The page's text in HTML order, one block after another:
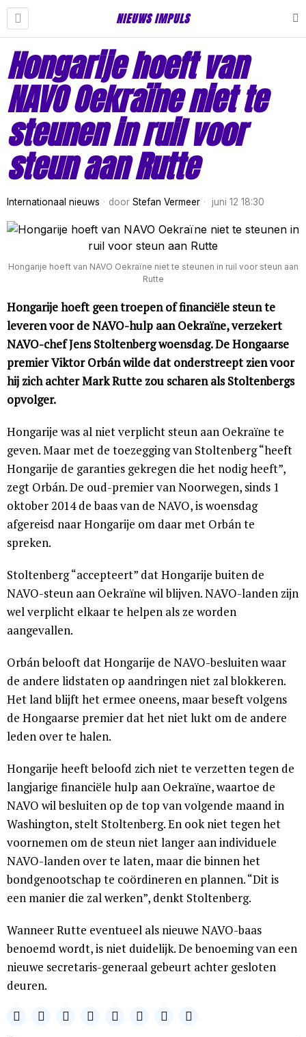
NIEUWS IMPULS
Hongarije hoeft van
NAVO Oekraïne niet te
steunen in ruil voor
steun aan Rutte
Internationaal nieuws door Stefan Vermeer juni 12 18:30
Hongarije hoeft van NAVO Oekraïne niet te steunen in ruil voor steun aan
Rutte
Hongarije hoeft geen troepen of financiële steun te
leveren voor de NAVO-hulp aan Oekraïne, verzekert
NAVO-chef Jens Stoltenberg woensdag. De Hongaarse
premier Viktor Orbán wilde dat onderstreept zien voor
hij zich achter Mark Rutte zou scharen als Stoltenbergs
opvolger.
Hongarije was al niet verplicht steun aan Oekraïne te
geven. Maar met de toezegging van Stoltenberg “heeft
Hongarije de garanties gekregen die het nodig heeft”,
zegt Orbán. De oud-premier van Noorwegen, sinds 1
oktober 2014 de baas van de NAVO, is woensdag
afgereisd naar Hongarije om daar met Orbán te
spreken.
Stoltenberg “accepteert” dat Hongarije buiten de
NAVO-steun aan Oekraïne wil blijven. NAVO-landen zijn
wel verplicht elkaar te helpen als ze worden
aangevallen.
Orbán belooft dat Hongarije de NAVO-besluiten waar
de andere lidstaten op aandringen niet zal blokkeren.
Het land blijft het ermee oneens, maar beseft volgens
de Hongaarse premier dat het niet lukt om de andere
leden over te halen.
Hongarije heeft beloofd zich niet te verzetten tegen de
langjarige financiële hulp aan Oekraïne, waartoe de
NAVO wil besluiten op de top van volgende maand in
Washington, stelt Stoltenberg. En ook niet tegen het
voornemen om de steun niet langer aan individuele
NAVO-landen over te laten, maar die binnen het
bondgenootschap te coördineren en plannen. “Dit is
een manier die zal werken”, denkt Stoltenberg.
Wanneer Rutte eventueel als nieuwe NAVO-baas
benoemd wordt, is niet duidelijk. De benoeming van een
nieuwe secretaris-generaal gebeurt achter gesloten
deuren.